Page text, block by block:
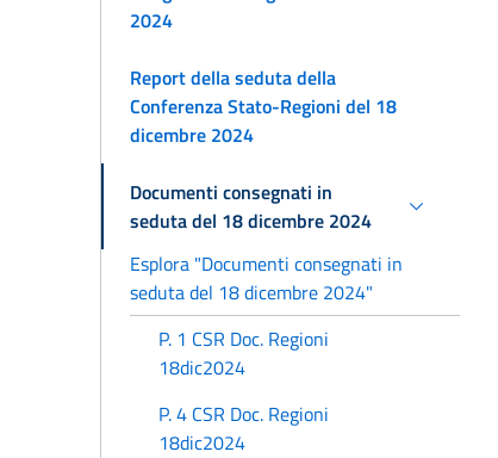
2024
Report della seduta della
Conferenza Stato-Regioni del 18
dicembre 2024
Documenti consegnati in
seduta del 18 dicembre 2024
Esplora "Documenti consegnati in
seduta del 18 dicembre 2024"
P. 1 CSR Doc. Regioni
18dic2024
P. 4 CSR Doc. Regioni
18dic2024